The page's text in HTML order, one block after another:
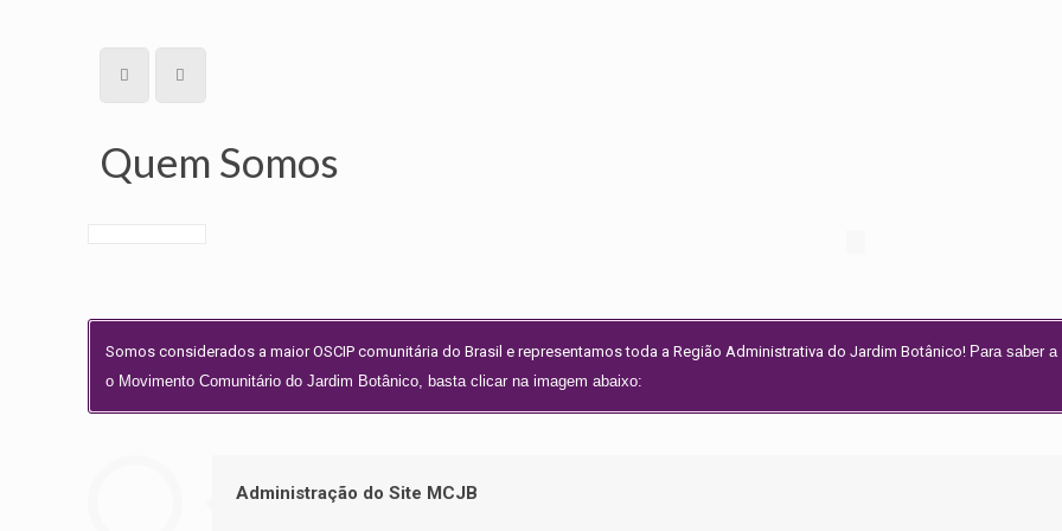
Quem Somos
Somos considerados a maior OSCIP​ comunitária do Brasil e representamos toda a Região Administrativa do Jardim Botânico! Para saber
o Movimento Comunitário do Jardim Botânico, basta clicar na imagem abaixo:
Administração do Site MCJB